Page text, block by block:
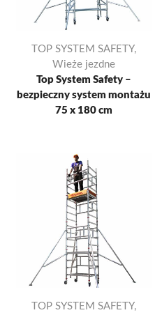
TOP SYSTEM SAFETY,
Wieże jezdne
Top System Safety –
bezpieczny system montażu
75 x 180 cm
TOP SYSTEM SAFETY,